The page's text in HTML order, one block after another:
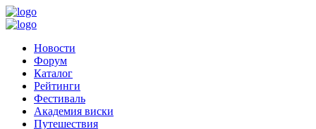
Новости
Форум
Каталог
Рейтинги
Фестиваль
Академия виски
Путешествия